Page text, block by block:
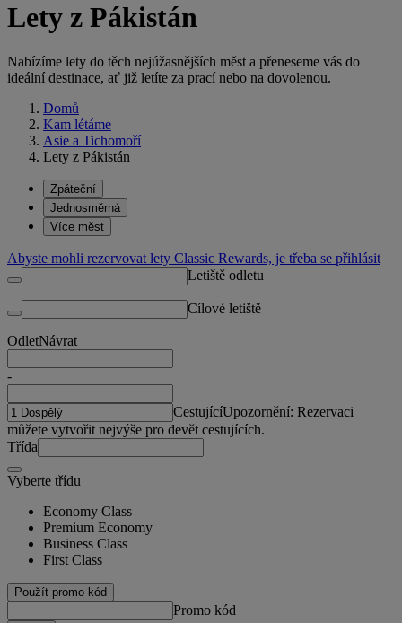
Lety z Pákistán
Nabízíme lety do těch nejúžasnějších měst a přeneseme vás do
ideální destinace, ať již letíte za prací nebo na dovolenou.
Domů
Kam létáme
Asie a Tichomoří
Lety z Pákistán
Zpáteční
Jednosměrná
Více měst
Abyste mohli rezervovat lety Classic Rewards, je třeba se přihlásit
Letiště odletu
Cílové letiště
OdletNávrat
-
CestujícíUpozornění: Rezervaci
můžete vytvořit nejvýše pro devět cestujících.
Třída
Vyberte třídu
Economy Class
Premium Economy
Business Class
First Class
Použít promo kód
Promo kód